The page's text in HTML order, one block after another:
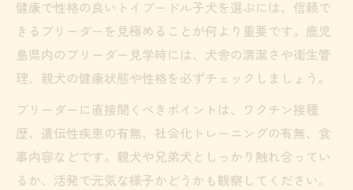
健康で性格の良いトイプードル子犬を選ぶには、信頼で
きるブリーダーを見極めることが何より重要です。鹿児
島県内のブリーダー見学時には、犬舎の清潔さや衛生管
理、親犬の健康状態や性格を必ずチェックしましょう。
ブリーダーに直接聞くべきポイントは、ワクチン接種
歴、遺伝性疾患の有無、社会化トレーニングの有無、食
事内容などです。親犬や兄弟犬としっかり触れ合ってい
るか、活発で元気な様子かどうかも観察してください。